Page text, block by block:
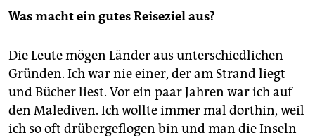
Was macht ein gutes Reiseziel aus?
Die Leute mögen Länder aus unterschiedlichen
Gründen. Ich war nie einer, der am Strand liegt
und Bücher liest. Vor ein paar Jahren war ich auf
den Malediven. Ich wollte immer mal dorthin, weil
ich so oft drübergeflogen bin und man die Inseln